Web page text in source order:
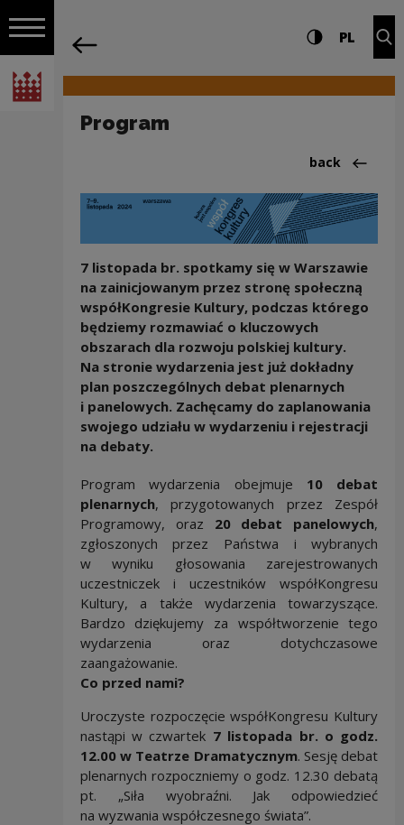
Open navigation
National Centre for Culture Poland
Navigation Settings and search
High contrast
PL
Program
Back
back
7 listopada br. spotkamy się w Warszawie
na zainicjowanym przez stronę społeczną
współKongresie Kultury, podczas którego
będziemy rozmawiać o kluczowych
obszarach dla rozwoju polskiej kultury.
Na stronie wydarzenia jest już dokładny
plan poszczególnych debat plenarnych
i panelowych. Zachęcamy do zaplanowania
swojego udziału w wydarzeniu i rejestracji
na debaty.
Program wydarzenia obejmuje 10 debat
plenarnych, przygotowanych przez Zespół
Programowy, oraz 20 debat panelowych,
zgłoszonych przez Państwa i wybranych
w wyniku głosowania zarejestrowanych
uczestniczek i uczestników współKongresu
Kultury, a także wydarzenia towarzyszące.
Bardzo dziękujemy za współtworzenie tego
wydarzenia oraz dotychczasowe
zaangażowanie.
Co przed nami?
Uroczyste rozpoczęcie współKongresu Kultury
nastąpi w czwartek 7 listopada br. o godz.
12.00 w Teatrze Dramatycznym. Sesję debat
plenarnych rozpoczniemy o godz. 12.30 debatą
pt. „Siła wyobraźni. Jak odpowiedzieć
na wyzwania współczesnego świata”.